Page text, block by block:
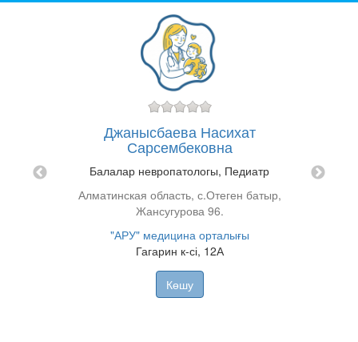
Джанысбаева Насихат
Сарсембековна
Балалар невропатологы, Педиатр
Алматинская область, с.Отеген батыр,
Жансугурова 96.
"АРУ" медицина орталығы
Гагарин к-сі, 12А
Көшу